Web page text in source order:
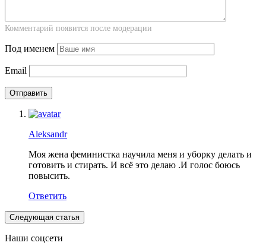
Комментарий появится после модерации
Под именем
Email
Aleksandr
Моя жена феминистка научила меня и уборку делать и
готовить и стирать. И всё это делаю .И голос боюсь
повысить.
Ответить
Следующая статья
Наши соцсети